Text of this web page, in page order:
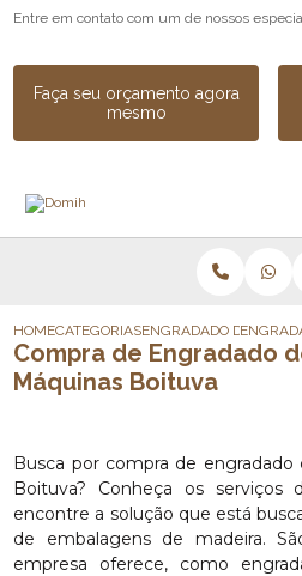
Entre em contato com um de nossos
Faça seu orçamento agora
mesmo
HOMECATEGORIASENGRADADO DE
Compra de Engradado
Máquinas Boituva
Busca por compra de engradado
Boituva? Conheça os serviços
encontre a solução que está
de embalagens de madeira.
empresa oferece, como